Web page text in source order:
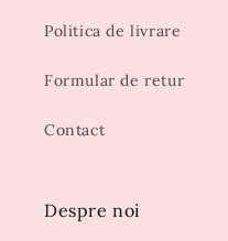
Politica de livrare
Formular de retur
Contact
Despre noi